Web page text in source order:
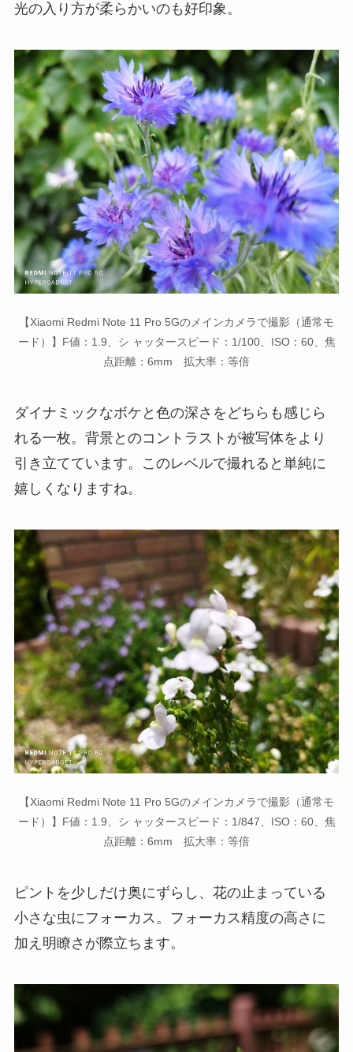
光の入り方が柔らかいのも好印象。
【Xiaomi Redmi Note 11 Pro 5Gのメインカメラで撮影（通常モ
ード）】F値：1.9、シ ャッタースピード：1/100、ISO：60、焦
点距離：6mm 拡大率：等倍
ダイナミックなボケと色の深さをどちらも感じら
れる一枚。背景とのコントラストが被写体をより
引き立てています。このレベルで撮れると単純に
嬉しくなりますね。
【Xiaomi Redmi Note 11 Pro 5Gのメインカメラで撮影（通常モ
ード）】F値：1.9、シ ャッタースピード：1/847、ISO：60、焦
点距離：6mm 拡大率：等倍
ピントを少しだけ奥にずらし、花の止まっている
小さな虫にフォーカス。フォーカス精度の高さに
加え明瞭さが際立ちます。